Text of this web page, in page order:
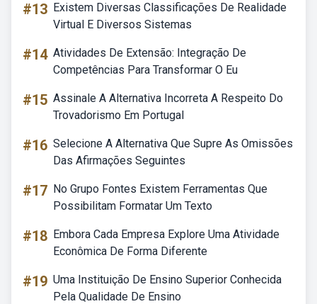
#13 Existem Diversas Classificações De Realidade
Virtual E Diversos Sistemas
#14 Atividades De Extensão: Integração De
Competências Para Transformar O Eu
#15 Assinale A Alternativa Incorreta A Respeito Do
Trovadorismo Em Portugal
#16 Selecione A Alternativa Que Supre As Omissões
Das Afirmações Seguintes
#17 No Grupo Fontes Existem Ferramentas Que
Possibilitam Formatar Um Texto
#18 Embora Cada Empresa Explore Uma Atividade
Econômica De Forma Diferente
#19 Uma Instituição De Ensino Superior Conhecida
Pela Qualidade De Ensino